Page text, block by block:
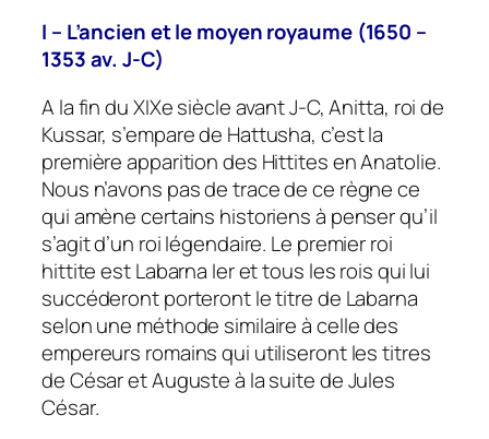
I – L’ancien et le moyen royaume (1650 –
1353 av. J-C)
A la fin du XIXe siècle avant J-C, Anitta, roi de
Kussar, s’empare de Hattusha, c’est la
première apparition des Hittites en Anatolie.
Nous n’avons pas de trace de ce règne ce
qui amène certains historiens à penser qu’il
s’agit d’un roi légendaire. Le premier roi
hittite est Labarna Ier et tous les rois qui lui
succéderont porteront le titre de Labarna
selon une méthode similaire à celle des
empereurs romains qui utiliseront les titres
de César et Auguste à la suite de Jules
César.